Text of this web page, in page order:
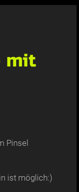
mit
Pinsel
ist möglich:)